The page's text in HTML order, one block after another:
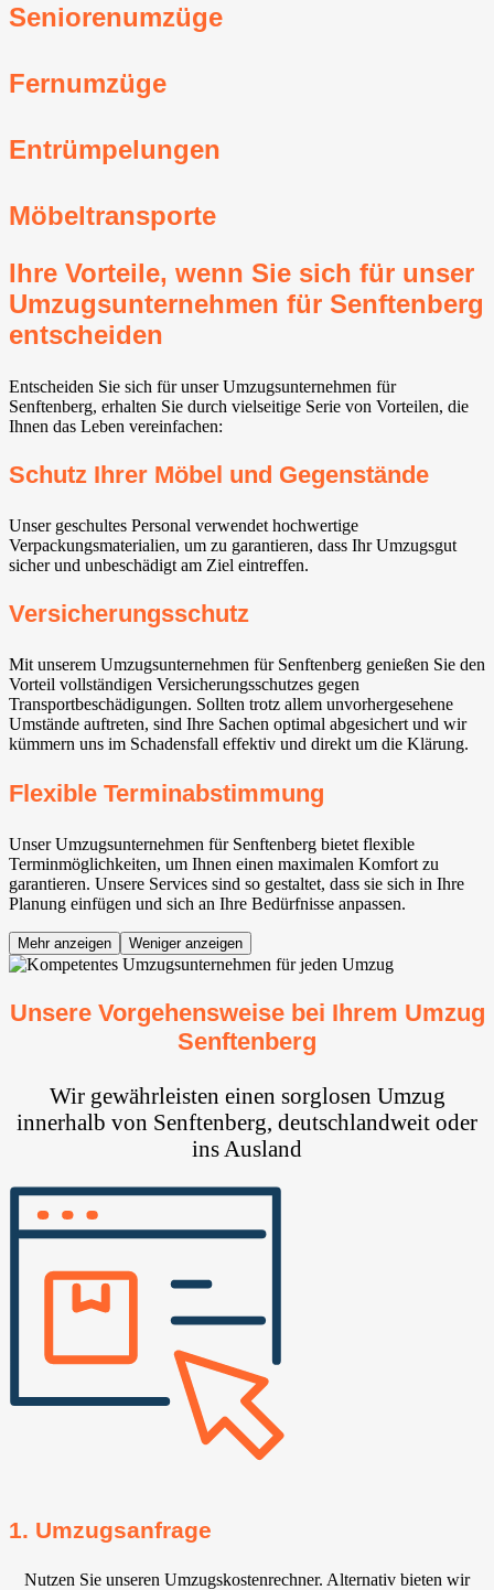
Seniorenumzüge
Fernumzüge
Entrümpelungen
Möbeltransporte
Ihre Vorteile, wenn Sie sich für unser
Umzugsunternehmen für Senftenberg
entscheiden
Entscheiden Sie sich für unser Umzugsunternehmen für
Senftenberg, erhalten Sie durch vielseitige Serie von Vorteilen, die
Ihnen das Leben vereinfachen:
Schutz Ihrer Möbel und Gegenstände
Unser geschultes Personal verwendet hochwertige
Verpackungsmaterialien, um zu garantieren, dass Ihr Umzugsgut
sicher und unbeschädigt am Ziel eintreffen.
Versicherungsschutz
Mit unserem Umzugsunternehmen für Senftenberg genießen Sie den
Vorteil vollständigen Versicherungsschutzes gegen
Transportbeschädigungen. Sollten trotz allem unvorhergesehene
Umstände auftreten, sind Ihre Sachen optimal abgesichert und wir
kümmern uns im Schadensfall effektiv und direkt um die Klärung.
Flexible Terminabstimmung
Unser Umzugsunternehmen für Senftenberg bietet flexible
Terminmöglichkeiten, um Ihnen einen maximalen Komfort zu
garantieren. Unsere Services sind so gestaltet, dass sie sich in Ihre
Planung einfügen und sich an Ihre Bedürfnisse anpassen.
Mehr anzeigen Weniger anzeigen
Unsere Vorgehensweise bei Ihrem Umzug
Senftenberg
Wir gewährleisten einen sorglosen Umzug
innerhalb von Senftenberg, deutschlandweit oder
ins Ausland
1. Umzugsanfrage
Nutzen Sie unseren Umzugskostenrechner. Alternativ bieten wir